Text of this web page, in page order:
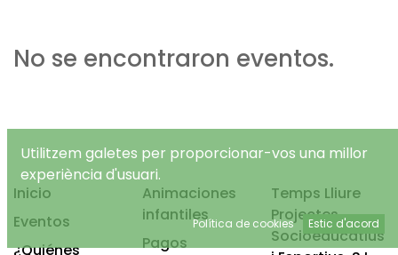
No se encontraron eventos.
Inicio
Eventos
¿Quiénes
Animaciones
infantiles
Pagos
Temps Lliure
Projectes
Socioeducatius
Utilitzem galetes per proporcionar-vos una millor
experiència d'usuari.
Política de cookies Estic d'acord